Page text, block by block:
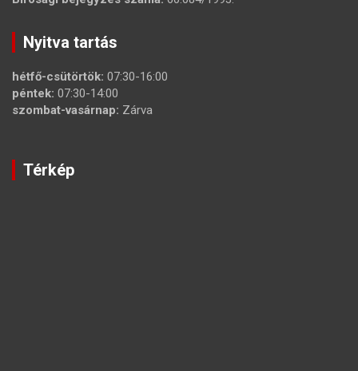
Nyitva tartás
hétfő-csütörtök: 07:30-16:00
péntek: 07:30-14:00
szombat-vasárnap: Zárva
Térkép